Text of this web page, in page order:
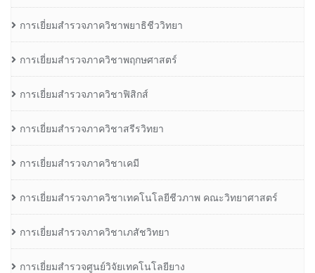
การเยี่ยมสำรวจภาควิชาพยาธิชีววิทยา
การเยี่ยมสำรวจภาควิชาพฤกษศาสตร์
การเยี่ยมสำรวจภาควิชาฟิสิกส์
การเยี่ยมสำรวจภาควิชาสรีรวิทยา
การเยี่ยมสำรวจภาควิชาเคมี
การเยี่ยมสำรวจภาควิชาเทคโนโลยีชีวภาพ คณะวิทยาศาสตร์
การเยี่ยมสำรวจภาควิชาเภสัชวิทยา
การเยี่ยมสำรวจศูนย์วิจัยเทคโนโลยียาง